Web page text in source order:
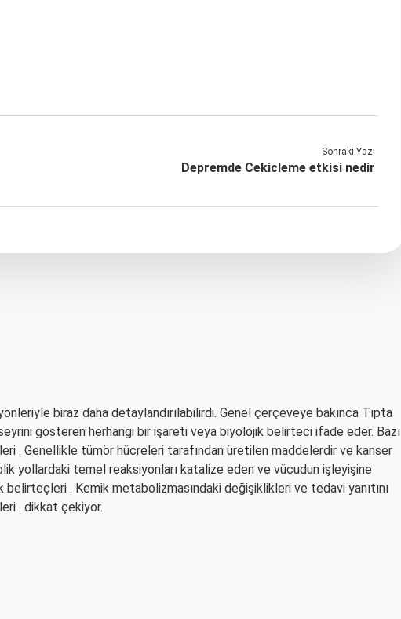
Sonraki Yazı
Depremde Cekicleme etkisi nedir
biraz daha detaylandırılabilirdi. Genel çerçeveye bakınca Tıpta
gösteren herhangi bir işareti veya biyolojik belirteci ifade eder. Bazı
. Genellikle tümör hücreleri tarafından üretilen maddelerdir ve kanser
yollardaki temel reaksiyonları katalize eden ve vücudun işleyişine
. Kemik metabolizmasındaki değişiklikleri ve tedavi yanıtını
. dikkat çekiyor.